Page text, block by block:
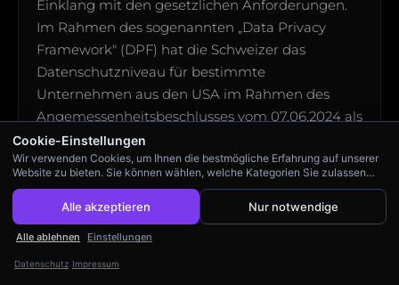
Einklang mit den gesetzlichen Anforderungen.
Im Rahmen des sogenannten „Data Privacy
Framework" (DPF) hat die Schweizer das
Datenschutzniveau für bestimmte
Unternehmen aus den USA im Rahmen des
Angemessenheitsbeschlusses vom 07.06.2024 als
sicher anerkannt. Die Liste der zertifizierten
Unternehmen sowie weitere Informationen zum
DPF können Sie der Website des US-
Handelsministeriums unter
https://www.dataprivacyframework.gov/(in
Rahmen der Datenschutzhinweise darüber,
Cookie-Einstellungen
Wir verwenden Cookies, um Ihnen die bestmögliche Erfahrung auf unserer
Website zu bieten. Sie können wählen, welche Kategorien Sie zulassen
möchten.
Alle akzeptieren Nur notwendige
Alle ablehnen Einstellungen
Datenschutz Impressum